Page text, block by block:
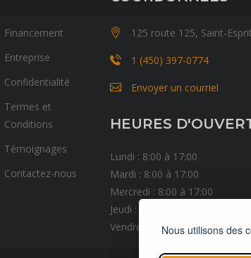
Nous utilisons des
Financement
Entreprise
Confidentialité
Termes et
Conditions
Témoignages
Contactez-nous
125 route 125, Saint-Esprit
1 (450) 397-0774
Envoyer un courriel
HEURES
Lundi : 8:00 à 17:00
Mardi : 8:00 à 17:00
Mercredi : 8:00 à 17:00
Jeudi : 8:00 à 17:00
Vendredi : 8:00 à 17:00